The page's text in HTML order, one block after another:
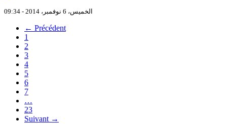
الخميس، 6 نوفمبر، 2014 - 09:34
← Précédent
1
2
3
4
5
6
7
…
23
Suivant →